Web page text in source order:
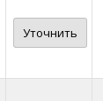
Уточнить